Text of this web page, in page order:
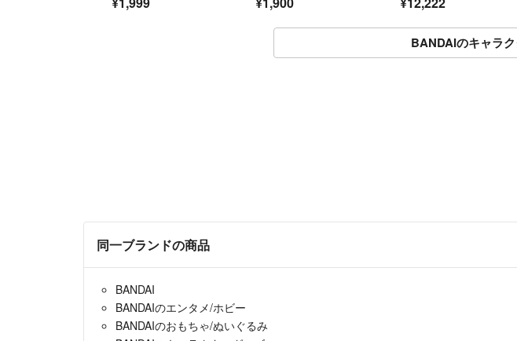
BANDAIのキャラ
同一ブランドの商品
BANDAI
BANDAIのエンタメ/ホビー
BANDAIのおもちゃ/ぬいぐるみ